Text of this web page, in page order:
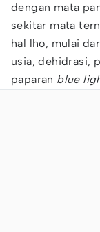
dengan mata
sekitar mata
hal lho, mulai
usia, dehidrasi,
paparan blue